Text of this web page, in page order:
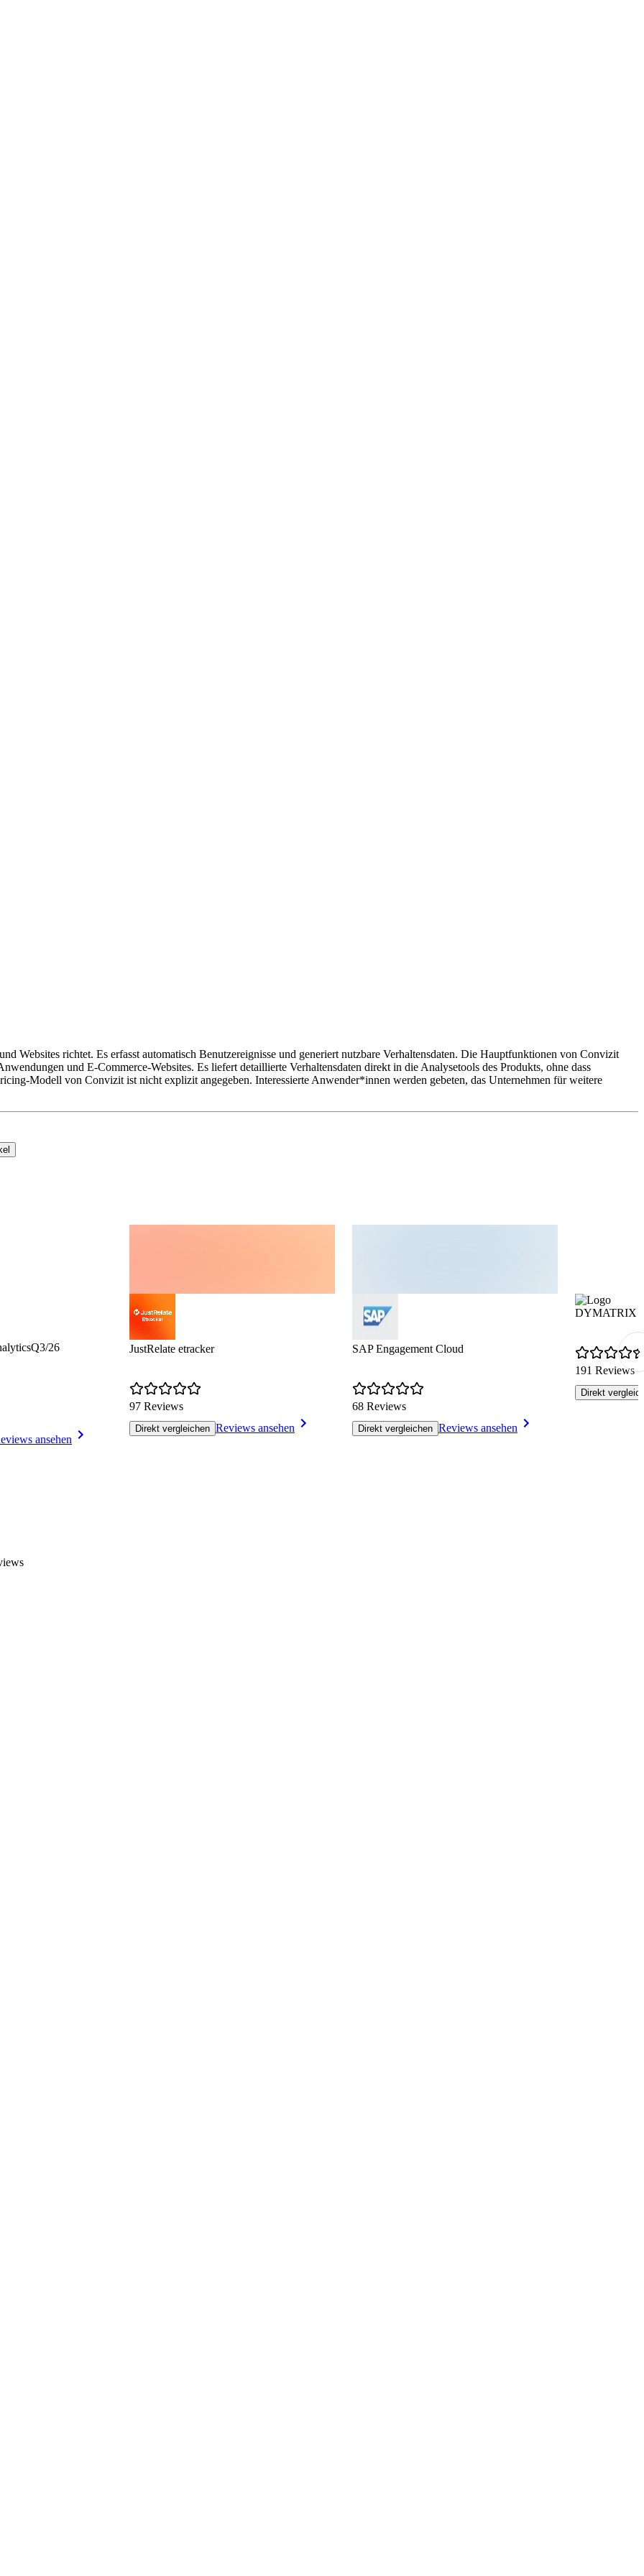
Websites richtet. Es erfasst automatisch Benutzereignisse und generiert nutzbare Verhaltensdaten. Die Hauptfunktionen von Convizit
und E-Commerce-Websites. Es liefert detaillierte Verhaltensdaten direkt in die Analysetools des Produkts, ohne dass
Modell von Convizit ist nicht explizit angegeben. Interessierte Anwender*innen werden gebeten, das Unternehmen für weitere
Q3/26
ansehen
JustRelate etracker
97 Reviews
Direkt vergleichen Reviews ansehen
SAP Engagement Cloud
68 Reviews
Direkt vergleichen Reviews ansehen
DYMATRIX
191 Reviews
Direkt